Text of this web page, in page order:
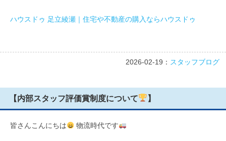
ハウスドゥ 足立綾瀬｜住宅や不動産の購入ならハウスドゥ
2026-02-19： スタッフブログ
【内部スタッフ評価賞制度について 】
皆さんこんにちは 物流時代です